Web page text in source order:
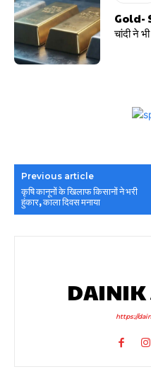
Gold-
चांदी ने
Previous article
कृषि कानूनों के खिलाफ किसानों ने भरी
हुंकार, काला दिवस मनाया
DAINIK
https://